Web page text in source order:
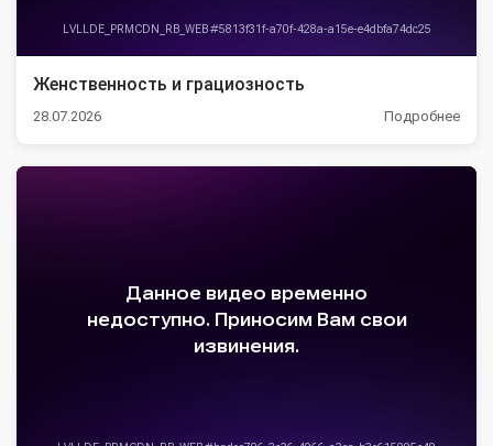
Женственность и грациозность
28.07.2026 Подробнее